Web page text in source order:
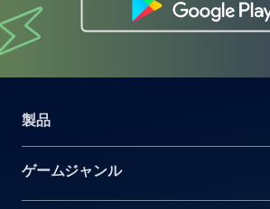
製品
ゲームジャンル